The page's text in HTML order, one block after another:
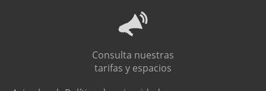
Consulta nuestras
tarifas y espacios